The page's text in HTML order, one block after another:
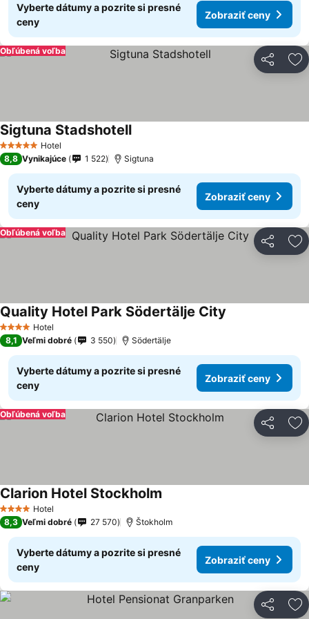
Vyberte dátumy a pozrite si presné
ceny
Zobraziť ceny
Zdieľať
Obľúbená voľba
5 Počet hviezdičiek
Hotel
Sigtuna Stadshotell
8,8 Vynikajúce 1 522 Sigtuna
Vyberte dátumy a pozrite si presné
ceny
Zobraziť ceny
Zdieľať
Obľúbená voľba
4 Počet hviezdičiek
Hotel
Quality Hotel Park Södertälje City
8,1 Veľmi dobré 3 550 Södertälje
Vyberte dátumy a pozrite si presné
ceny
Zobraziť ceny
Zdieľať
Obľúbená voľba
4 Počet hviezdičiek
Hotel
Clarion Hotel Stockholm
8,3 Veľmi dobré 27 570 Štokholm
Vyberte dátumy a pozrite si presné
ceny
Zobraziť ceny
Zdieľať